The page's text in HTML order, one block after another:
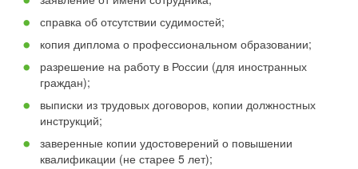
справка об отсутствии судимостей;
копия диплома о профессиональном образовании;
разрешение на работу в России (для иностранных
граждан);
выписки из трудовых договоров, копии должностных
инструкций;
заверенные копии удостоверений о повышении
квалификации (не старее 5 лет);